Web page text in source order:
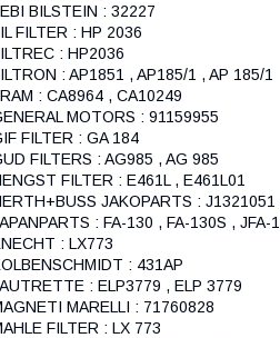
BILSTEIN : 32227
FILTER : HP 2036
: HP2036
: AP1851 , AP185/1 , AP 185/1
: CA8964 , CA10249
MOTORS : 91159955
FILTER : GA 184
FILTERS : AG985 , AG 985
FILTER : E461L , E461L01
JAKOPARTS :
: FA-130 , FA-130S , JFA-
: LX773
: 431AP
: ELP3779 , ELP 3779
MARELLI : 71760828
FILTER : LX 773